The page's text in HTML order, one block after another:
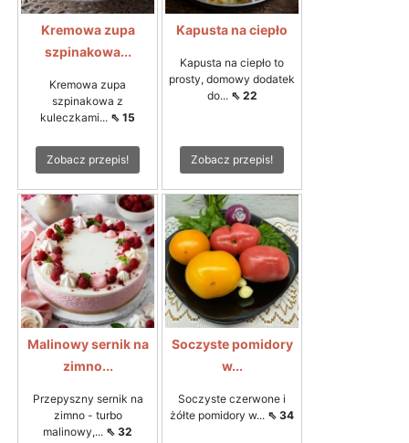
Kremowa zupa
szpinakowa...
Kremowa zupa
szpinakowa z
kuleczkami... ⇖ 15
Zobacz przepis!
Kapusta na ciepło
Kapusta na ciepło to
prosty, domowy dodatek
do... ⇖ 22
Zobacz przepis!
Malinowy sernik na
zimno...
Przepyszny sernik na
zimno - turbo
malinowy,... ⇖ 32
Soczyste pomidory
w...
Soczyste czerwone i
żółte pomidory w... ⇖ 34